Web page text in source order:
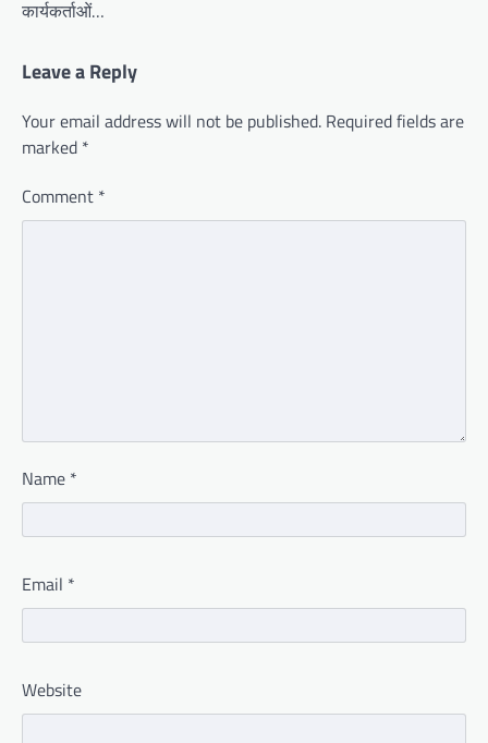
कार्यकर्ताओं…
Leave a Reply
Your email address will not be published. Required fields are
marked *
Comment *
Name *
Email *
Website